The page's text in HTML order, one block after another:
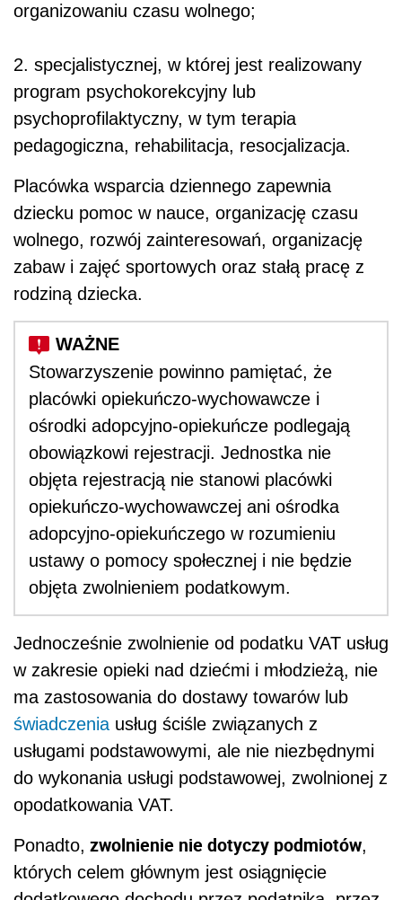
organizowaniu czasu wolnego;
2. specjalistycznej, w której jest realizowany
program psychokorekcyjny lub
psychoprofilaktyczny, w tym terapia
pedagogiczna, rehabilitacja, resocjalizacja.
Placówka wsparcia dziennego zapewnia
dziecku pomoc w nauce, organizację czasu
wolnego, rozwój zainteresowań, organizację
zabaw i zajęć sportowych oraz stałą pracę z
rodziną dziecka.
Stowarzyszenie powinno pamiętać, że
placówki opiekuńczo-wychowawcze i
ośrodki adopcyjno-opiekuńcze podlegają
obowiązkowi rejestracji. Jednostka nie
objęta rejestracją nie stanowi placówki
opiekuńczo-wychowawczej ani ośrodka
adopcyjno-opiekuńczego w rozumieniu
ustawy o pomocy społecznej i nie będzie
objęta zwolnieniem podatkowym.
Jednocześnie zwolnienie od podatku VAT usług
w zakresie opieki nad dziećmi i młodzieżą, nie
ma zastosowania do dostawy towarów lub
świadczenia usług ściśle związanych z
usługami podstawowymi, ale nie niezbędnymi
do wykonania usługi podstawowej, zwolnionej z
opodatkowania VAT.
Ponadto, zwolnienie nie dotyczy podmiotów,
których celem głównym jest osiągnięcie